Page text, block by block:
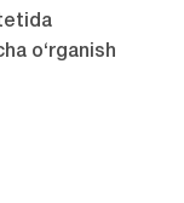
o‘rganish